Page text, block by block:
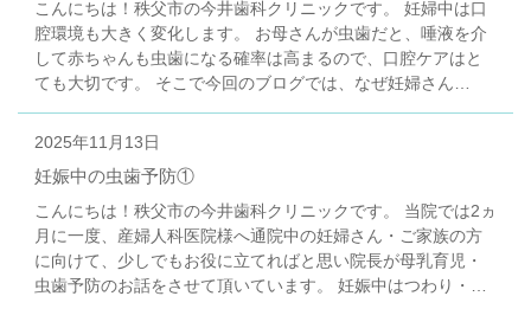
こんにちは！秩父市の今井歯科クリニックです。 妊婦中は口
腔環境も大きく変化します。 お母さんが虫歯だと、唾液を介
して赤ちゃんも虫歯になる確率は高まるので、口腔ケアはと
ても大切です。 そこで今回のブログでは、なぜ妊婦さん…
2025年11月13日
妊娠中の虫歯予防①
こんにちは！秩父市の今井歯科クリニックです。 当院では2ヵ
月に一度、産婦人科医院様へ通院中の妊婦さん・ご家族の方
に向けて、少しでもお役に立てればと思い院長が母乳育児・
虫歯予防のお話をさせて頂いています。 妊娠中はつわり・…